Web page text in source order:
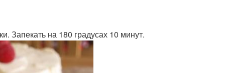
на 180 градусах 10 минут.